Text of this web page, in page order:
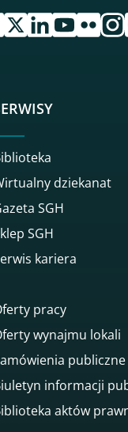
do serwisu
przejdź do serwisu
przejdź do
przejdź do
przejdź
dziekanat
SGH
SGH
kariera
pracy
wynajmu lokali
publiczne
informacji
aktów